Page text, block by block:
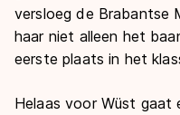
versloeg de Brabantse
haar niet alleen het
eerste plaats in het
Helaas voor Wüst gaat